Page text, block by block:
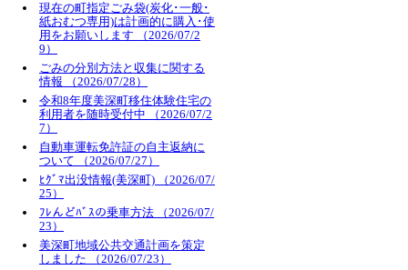
現在の町指定ごみ袋(炭化･一般･
紙おむつ専用)は計画的に購入･使
用をお願いします （2026/07/2
9）
ごみの分別方法と収集に関する
情報 （2026/07/28）
令和8年度美深町移住体験住宅の
利用者を随時受付中 （2026/07/2
7）
自動車運転免許証の自主返納に
ついて （2026/07/27）
ﾋｸﾞﾏ出没情報(美深町) （2026/07/
25）
ﾌﾚんどﾊﾞｽの乗車方法 （2026/07/
23）
美深町地域公共交通計画を策定
しました （2026/07/23）